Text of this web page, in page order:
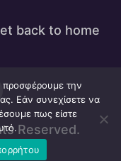
back to home
Reserved.
προσφέρουμε την
Εάν συνεχίσετε να
πως είστε